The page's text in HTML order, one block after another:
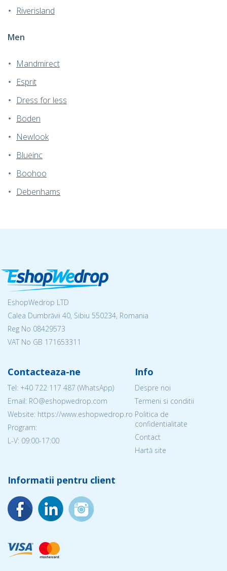
Riverisland
Men
Mandmirect
Esprit
Dress for less
Boden
Newlook
Blueinc
Boohoo
Debenhams
EshopWedrop LTD
Calea Dumbrăvii 40, Sibiu 550234, Romania
Reg No 08429573
VAT No GB 171653311
Contacteaza-ne
Tel: +40 722 117 487 (WhatsApp)
Email: RO@eshopwedrop.com
Website: https://www.eshopwedrop.ro
Program:
L-V: 09:00-17:00
Info
Despre noi
Termeni si conditii
Politica de
confidentialitate
Contact
Hartă site
Informatii pentru client